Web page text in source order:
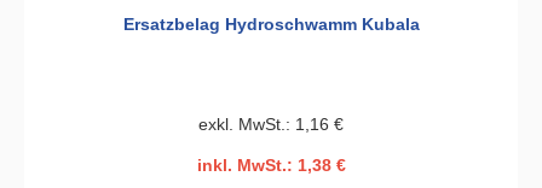
Ersatzbelag Hydroschwamm Kubala
exkl. MwSt.: 1,16 €
inkl. MwSt.: 1,38 €